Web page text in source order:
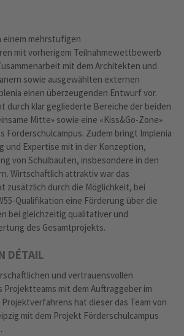
einem mehrstufigen
mit vorherigem Teilnahmewettbewerb
mit dem Architekten und
sowie ausgewählten externen
einen überzeugenden Entwurf vor.
durch klar gegliederte Bereiche der beiden
Mitte» sowie eine «Kiss&Go-Zone»
Förderschulcampus. Zudem bringt Implenia
und Expertise mit in der Konzeption,
von Schulbauten, insbesondere in den
Wirtschaftlich attraktiv war das
zusätzlich durch die Möglichkeit, bei
Qualifikation eine Förderung über die
bei gleichzeitig qualitativer und
des Gesamtprojekts.
DÉTAIL
und vertrauensvollen
Projektteams mit dem Auftraggeber im
hat dieser das Team von
mit dem Projekt Förderschulcampus